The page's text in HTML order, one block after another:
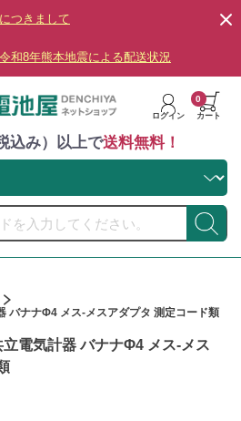
つきまして
令和8年熊本地震による配送状況
ログイン カート
0
込み）以上で送料無料！
バナナΦ4 メス-メスアダプタ 測定コード類
電気計器 バナナΦ4 メス-メス